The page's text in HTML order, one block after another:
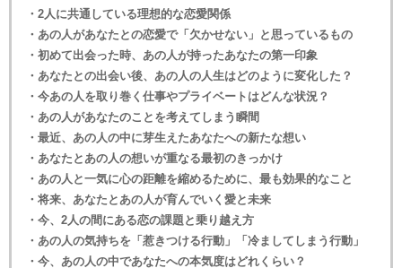
・2人に共通している理想的な恋愛関係
・あの人があなたとの恋愛で「欠かせない」と思っているもの
・初めて出会った時、あの人が持ったあなたの第一印象
・あなたとの出会い後、あの人の人生はどのように変化した？
・今あの人を取り巻く仕事やプライベートはどんな状況？
・あの人があなたのことを考えてしまう瞬間
・最近、あの人の中に芽生えたあなたへの新たな想い
・あなたとあの人の想いが重なる最初のきっかけ
・あの人と一気に心の距離を縮めるために、最も効果的なこと
・将来、あなたとあの人が育んでいく愛と未来
・今、2人の間にある恋の課題と乗り越え方
・あの人の気持ちを「惹きつける行動」「冷ましてしまう行動」
・今、あの人の中であなたへの本気度はどれくらい？